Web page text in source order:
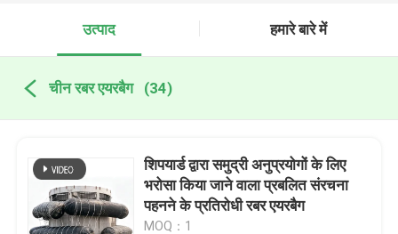
उत्पाद हमारे बारे में
चीन रबर एयरबैग (34)
शिपयार्ड द्वारा समुद्री अनुप्रयोगों के लिए
भरोसा किया जाने वाला प्रबलित संरचना
पहनने के प्रतिरोधी रबर एयरबैग
MOQ：1